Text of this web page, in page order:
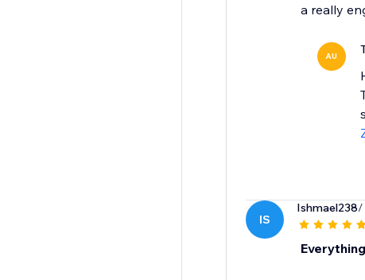
a really
AU
IS
Ishmael238/